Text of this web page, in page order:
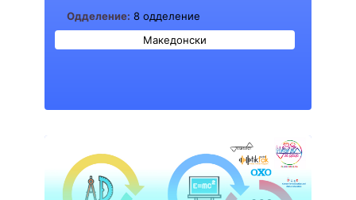
Одделение: 8 одделение
Македонски